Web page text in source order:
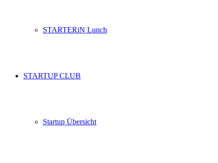
STARTERiN Lunch
STARTUP CLUB
Startup Übersicht